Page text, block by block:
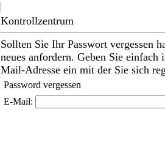
Kontrollzentrum
Sollten Sie Ihr Passwort vergessen
neues anfordern. Geben Sie
Mail-Adresse ein mit der Sie sich
Password vergessen
E-Mail: